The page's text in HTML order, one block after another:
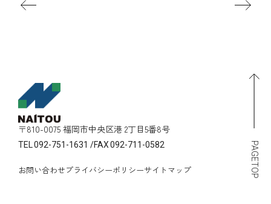
PAGETOP
〒810-0075 福岡市中央区港 2丁目5番8号
TEL092-751-1631 /FAX092-711-0582
お問い合わせプライバシーポリシーサイトマップ